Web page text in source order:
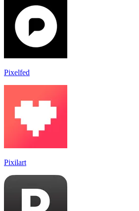
Pixelfed
Pixilart